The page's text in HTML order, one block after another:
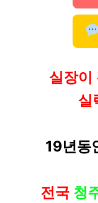
실장이
실
19년동
전국 청